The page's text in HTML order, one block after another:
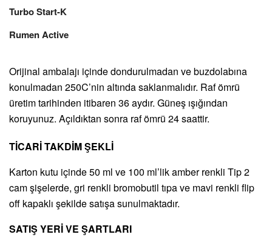
Turbo Start-K
Rumen Active
Orijinal ambalajı içinde dondurulmadan ve buzdolabına
konulmadan 250C’nin altında saklanmalıdır. Raf ömrü
üretim tarihinden itibaren 36 aydır. Güneş ışığından
koruyunuz. Açıldıktan sonra raf ömrü 24 saattir.
TİCARİ TAKDİM ŞEKLİ
Karton kutu içinde 50 ml ve 100 ml’lik amber renkli Tip 2
cam şişelerde, gri renkli bromobutil tıpa ve mavi renkli flip
off kapaklı şekilde satışa sunulmaktadır.
SATIŞ YERİ VE ŞARTLARI